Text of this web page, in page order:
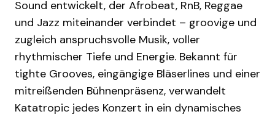
Sound entwickelt, der Afrobeat, RnB, Reggae
und Jazz miteinander verbindet – groovige und
zugleich anspruchsvolle Musik, voller
rhythmischer Tiefe und Energie. Bekannt für
tighte Grooves, eingängige Bläserlines und einer
mitreißenden Bühnenpräsenz, verwandelt
Katatropic jedes Konzert in ein dynamisches